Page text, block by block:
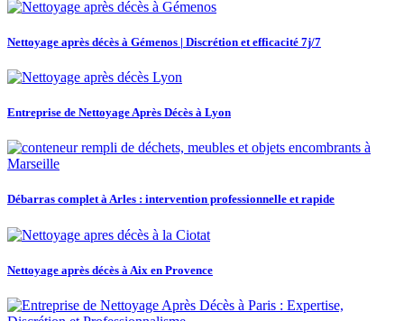
Nettoyage après décès à Gémenos | Discrétion et efficacité 7j/7
Entreprise de Nettoyage Après Décès à Lyon
Débarras complet à Arles : intervention professionnelle et rapide
Nettoyage après décès à Aix en Provence